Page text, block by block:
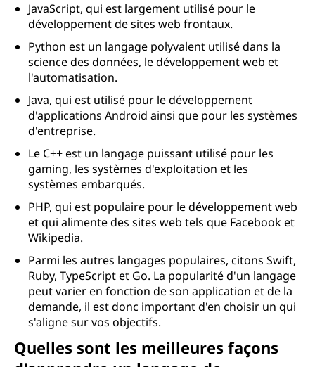
JavaScript, qui est largement utilisé pour le
développement de sites web frontaux.
Python est un langage polyvalent utilisé dans la
science des données, le développement web et
l'automatisation.
Java, qui est utilisé pour le développement
d'applications Android ainsi que pour les systèmes
d'entreprise.
Le C++ est un langage puissant utilisé pour les
gaming, les systèmes d'exploitation et les
systèmes embarqués.
PHP, qui est populaire pour le développement web
et qui alimente des sites web tels que Facebook et
Wikipedia.
Parmi les autres langages populaires, citons Swift,
Ruby, TypeScript et Go. La popularité d'un langage
peut varier en fonction de son application et de la
demande, il est donc important d'en choisir un qui
s'aligne sur vos objectifs.
Quelles sont les meilleures façons